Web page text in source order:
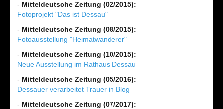
- Mitteldeutsche Zeitung (02/2015):
Fotoprojekt "Das ist Dessau"
- Mitteldeutsche Zeitung (08/2015):
Fotoausstellung "Heimatwanderer"
- Mitteldeutsche Zeitung (10/2015):
Neue Ausstellung im Rathaus Dessau
- Mitteldeutsche Zeitung (05/2016):
Dessauer verarbeitet Trauer in Blog
- Mitteldeutsche Zeitung (07/2017):